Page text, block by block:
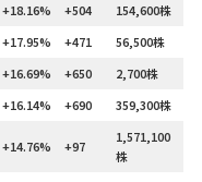
+18.16% +504
154,600株
+17.95% +471
56,500株
+16.69% +650
2,700株
+16.14% +690 359,300株
+14.76% +97
1,571,100
株